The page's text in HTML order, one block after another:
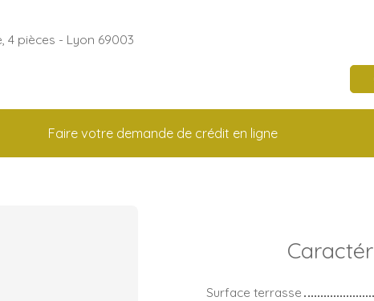
4 pièces - Lyon 69003
Faire votre demande de crédit en ligne
Surface terrasse